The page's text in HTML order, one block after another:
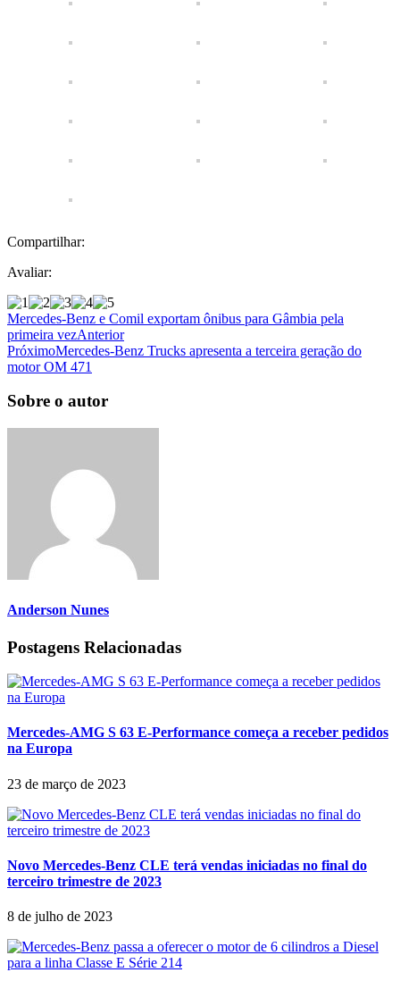
Compartilhar:
Avaliar:
Mercedes-Benz e Comil exportam ônibus para Gâmbia pela
primeira vezAnterior
PróximoMercedes-Benz Trucks apresenta a terceira geração do
motor OM 471
Sobre o autor
Anderson Nunes
Postagens Relacionadas
Mercedes-AMG S 63 E-Performance começa a receber pedidos
na Europa
23 de março de 2023
Novo Mercedes-Benz CLE terá vendas iniciadas no final do
terceiro trimestre de 2023
8 de julho de 2023